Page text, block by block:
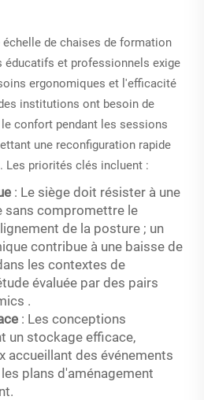
échelle de chaises de formation
éducatifs et professionnels exige
ergonomiques et l'efficacité
institutions ont besoin de
confort pendant les sessions
une reconfiguration rapide
Les priorités clés incluent :
: Le siège doit résister à une
sans compromettre le
de la posture ; un
contribue à une baisse de
les contextes de
évaluée par des pairs
.
: Les conceptions
un stockage efficace,
accueillant des événements
plans d'aménagement